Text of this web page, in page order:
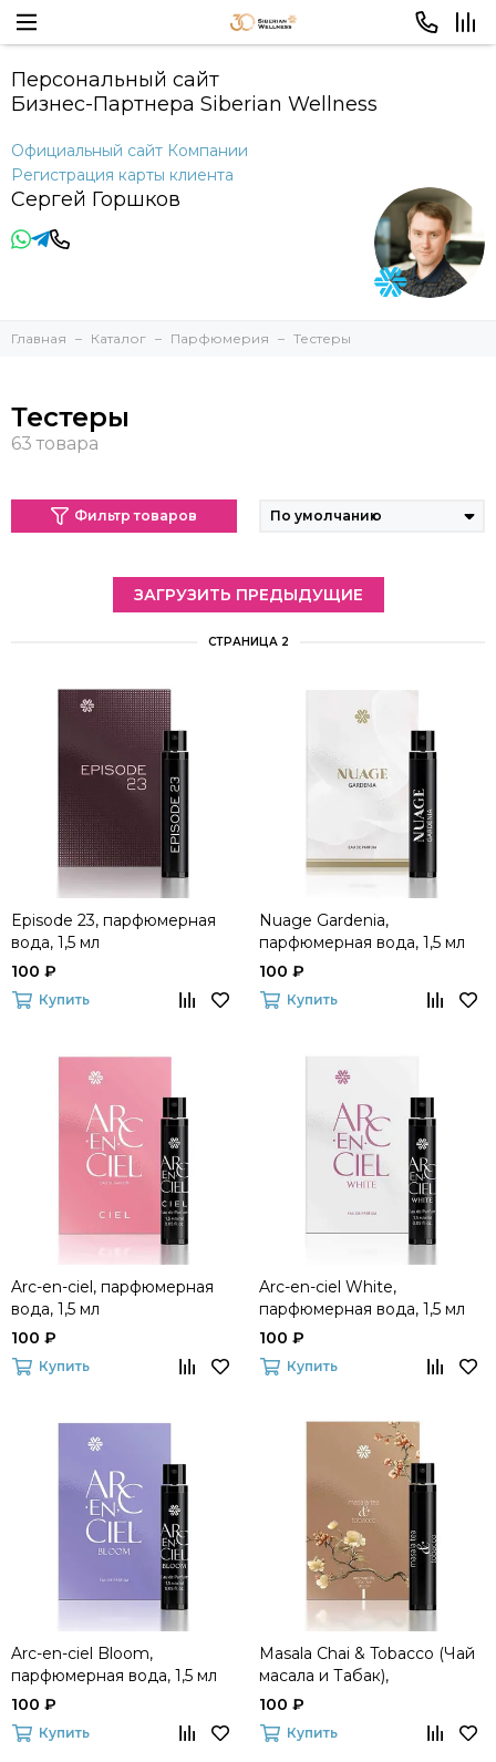
Персональный сайт
Бизнес-Партнера Siberian Wellness
Официальный сайт Компании
Регистрация карты клиента
Сергей Горшков
Главная Каталог Парфюмерия Тестеры
Тестеры
Фильтр товаров
ЗАГРУЗИТЬ ПРЕДЫДУЩИЕ
СТРАНИЦА 2
Episode 23, парфюмерная
вода, 1,5 мл
100 ₽
Купить
Nuage Gardenia,
парфюмерная вода, 1,5 мл
100 ₽
Купить
Arc-en-ciel, парфюмерная
вода, 1,5 мл
100 ₽
Купить
Arc-en-ciel White,
парфюмерная вода, 1,5 мл
100 ₽
Купить
Arc-en-ciel Bloom,
парфюмерная вода, 1,5 мл
100 ₽
Купить
Masala Chai & Tobacco (Чай
масала и Табак),
парфюмерная вода, 1,5 мл
100 ₽
Купить